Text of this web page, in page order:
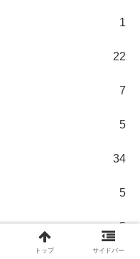
1
22
7
5
34
5
5
トップ サイドバー